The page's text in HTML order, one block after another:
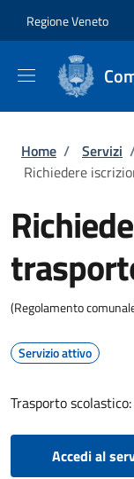
Regione Veneto
Briciole
Home / Servizi
Richiedere
(Regolamento
Servizio attivo
Trasporto
Accedi al